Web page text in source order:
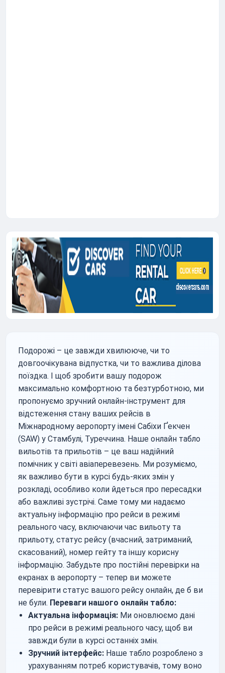
Подорожі – це завжди хвилююче, чи то
довгоочікувана відпустка, чи то важлива ділова
поїздка. І щоб зробити вашу подорож
максимально комфортною та безтурботною, ми
пропонуємо зручний онлайн-інструмент для
відстеження стану ваших рейсів в
Міжнародному аеропорту імені Сабіхи Ґекчен
(SAW) у Стамбулі, Туреччина. Наше онлайн табло
вильотів та прильотів – це ваш надійний
помічник у світі авіаперевезень. Ми розуміємо,
як важливо бути в курсі будь-яких змін у
розкладі, особливо коли йдеться про пересадки
або важливі зустрічі. Саме тому ми надаємо
актуальну інформацію про рейси в режимі
реального часу, включаючи час вильоту та
прильоту, статус рейсу (вчасний, затриманий,
скасований), номер гейту та іншу корисну
інформацію. Забудьте про постійні перевірки на
екранах в аеропорту – тепер ви можете
перевірити статус вашого рейсу онлайн, де б ви
не були. Переваги нашого онлайн табло:
Актуальна інформація: Ми оновлюємо дані
про рейси в режимі реального часу, щоб ви
завжди були в курсі останніх змін.
Зручний інтерфейс: Наше табло розроблено з
урахуванням потреб користувачів, тому воно